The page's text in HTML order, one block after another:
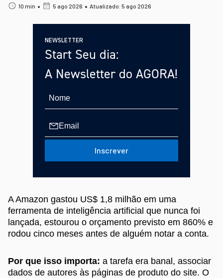
10 min • 5 ago 2026 • Atualizado: 5 ago 2026
NEWSLETTER
Start Seu dia:
A Newsletter do AGORA!
Inscrever
A Amazon gastou US$ 1,8 milhão em uma
ferramenta de inteligência artificial que nunca foi
lançada, estourou o orçamento previsto em 860% e
rodou cinco meses antes de alguém notar a conta.
Por que isso importa: a tarefa era banal, associar
dados de autores às páginas de produto do site. O